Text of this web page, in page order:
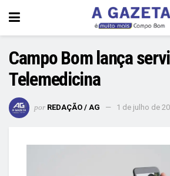
Campo Bom lança
Telemedicina
por REDAÇÃO / AG 1 de julho de